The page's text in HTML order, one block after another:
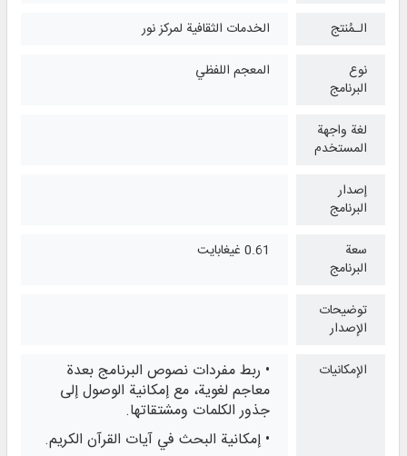
الـمُنتج
الخدمات الثقافية لمركز نور
نوع
البرنامج
المعجم اللفظي
لغة واجهة
المستخدم
إصدار
البرنامج
سعة
البرنامج
0.61 غيغابايت
توضيحات
الإصدار
الإمكانيات
• ربط مفردات نصوص البرنامج بعدة
معاجم لغوية، مع إمكانية الوصول إلى
جذور الكلمات ومشتقاتها.
• إمكانية البحث في آيات القرآن الكريم.